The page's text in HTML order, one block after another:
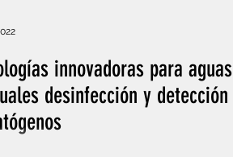
innovadoras para aguas
desinfección y detección